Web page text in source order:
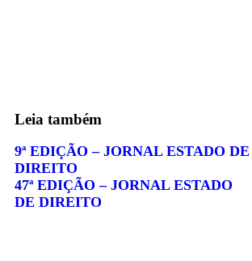
Leia também
9ª EDIÇÃO – JORNAL ESTADO DE
DIREITO
47ª EDIÇÃO – JORNAL ESTADO
DE DIREITO